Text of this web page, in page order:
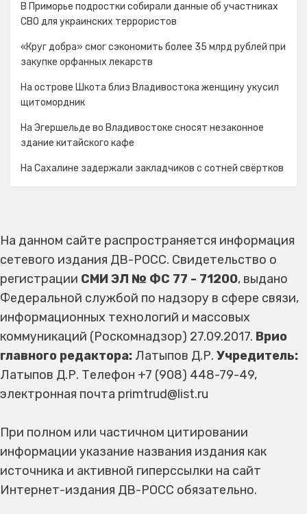
В Приморье подростки собирали данные об участниках
СВО для украинских террористов
«Круг добра» смог сэкономить более 35 млрд рублей при
закупке орфанных лекарств
На острове Шкота близ Владивостока женщину укусил
щитомордник
На Эгершельде во Владивостоке сносят незаконное
здание китайского кафе
На Сахалине задержали закладчиков с сотней свёртков
На данном сайте распространяется информация
сетевого издания ДВ-РОСС. Свидетельство о
регистрации СМИ ЭЛ № ФС 77 - 71200, выдано
Федеральной службой по надзору в сфере связи,
информационных технологий и массовых
коммуникаций (Роскомнадзор) 27.09.2017. Врио
главного редактора: Латыпов Д.Р. Учредитель:
Латыпов Д.Р. Телефон +7 (908) 448-79-49,
электронная почта primtrud@list.ru
При полном или частичном цитировании
информации указание названия издания как
источника и активной гиперссылки на сайт
Интернет-издания ДВ-РОСС обязательно.